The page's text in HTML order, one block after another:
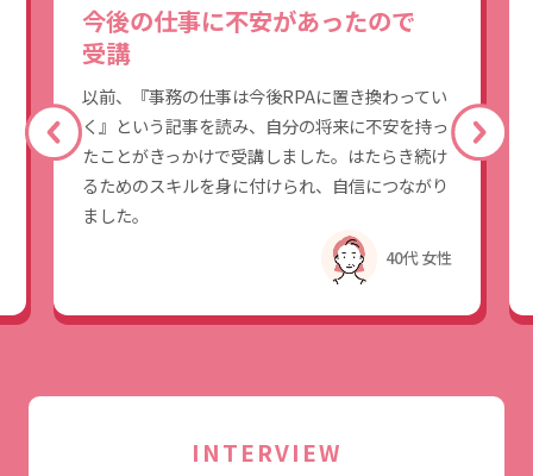
今後の仕事に不安があったので
受講
以前、『事務の仕事は今後RPAに置き換わってい
く』という記事を読み、自分の将来に不安を持っ
たことがきっかけで受講しました。はたらき続け
るためのスキルを身に付けられ、自信につながり
ました。
40代 女性
INTERVIEW